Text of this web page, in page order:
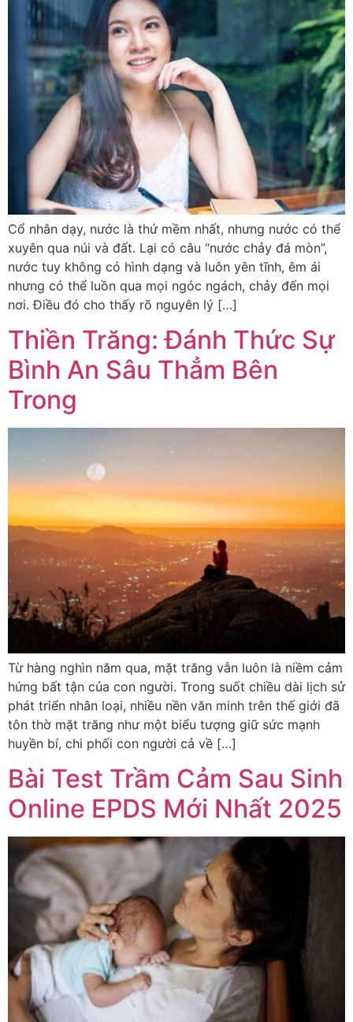
Cổ nhân dạy, nước là thứ mềm nhất, nhưng nước có thể
xuyên qua núi và đất. Lại có câu “nước chảy đá mòn”,
nước tuy không có hình dạng và luôn yên tĩnh, êm ái
nhưng có thể luồn qua mọi ngóc ngách, chảy đến mọi
nơi. Điều đó cho thấy rõ nguyên lý […]
Thiền Trăng: Đánh Thức Sự
Bình An Sâu Thẳm Bên
Trong
Từ hàng nghìn năm qua, mặt trăng vẫn luôn là niềm cảm
hứng bất tận của con người. Trong suốt chiều dài lịch sử
phát triển nhân loại, nhiều nền văn minh trên thế giới đã
tôn thờ mặt trăng như một biểu tượng giữ sức mạnh
huyền bí, chi phối con người cả về […]
Bài Test Trầm Cảm Sau Sinh
Online EPDS Mới Nhất 2025